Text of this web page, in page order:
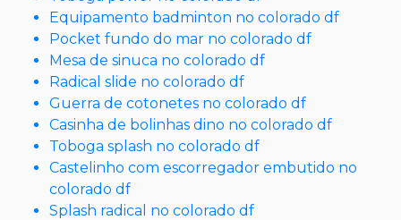
Equipamento badminton no colorado df
Pocket fundo do mar no colorado df
Mesa de sinuca no colorado df
Radical slide no colorado df
Guerra de cotonetes no colorado df
Casinha de bolinhas dino no colorado df
Toboga splash no colorado df
Castelinho com escorregador embutido no
colorado df
Splash radical no colorado df